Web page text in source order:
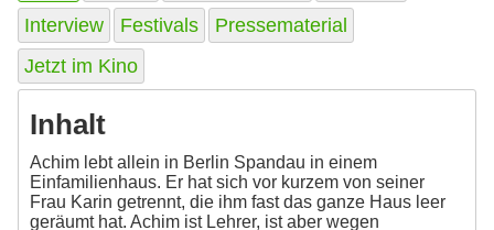
Interview
Festivals
Pressematerial
Jetzt im Kino
Inhalt
Achim lebt allein in Berlin Spandau in einem
Einfamilienhaus. Er hat sich vor kurzem von seiner
Frau Karin getrennt, die ihm fast das ganze Haus leer
geräumt hat. Achim ist Lehrer, ist aber wegen